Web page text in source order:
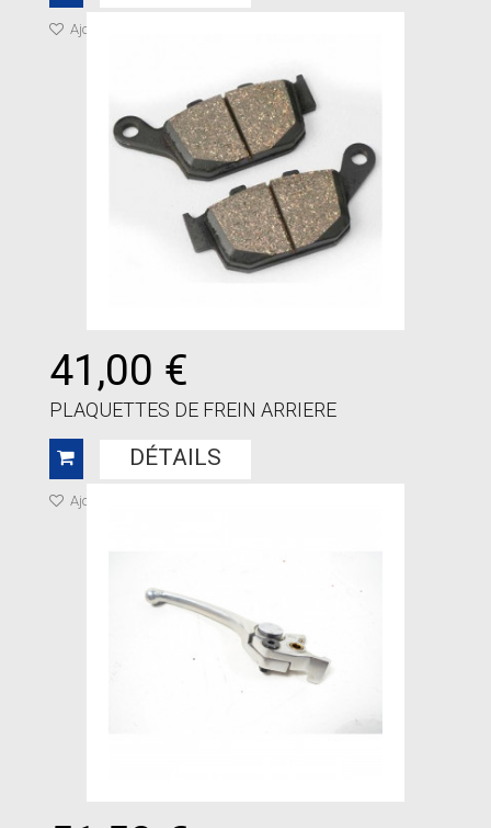
Ajouter à ma liste de cadeaux
41,00 €
PLAQUETTES DE FREIN ARRIERE
DÉTAILS
Ajouter à ma liste de cadeaux